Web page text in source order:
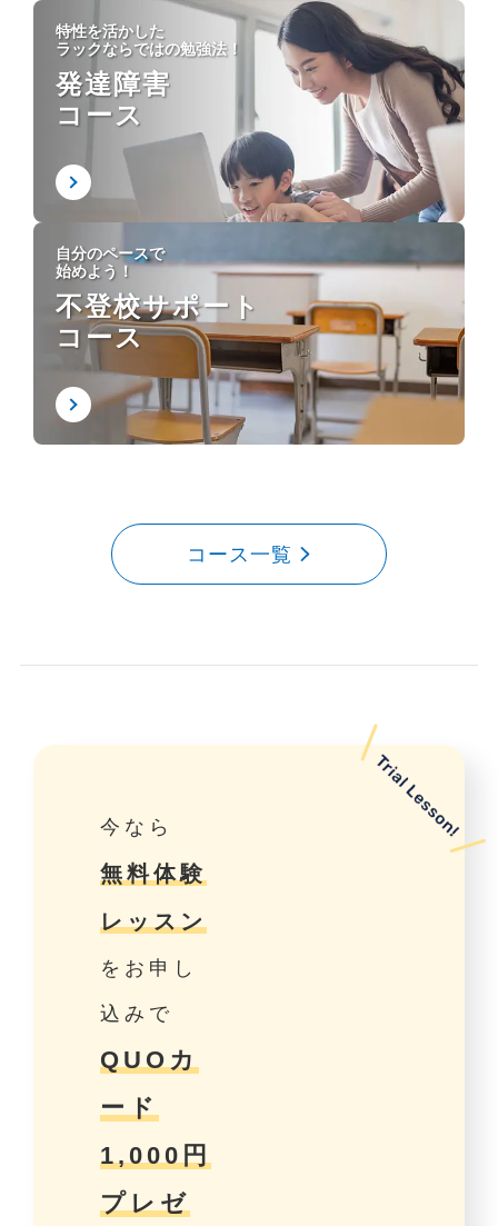
特性を活かした
ラックならではの勉強法！
発達障害
コース
自分のペースで
始めよう！
不登校サポート
コース
コース一覧
今なら
無料体験
レッスン
をお申し
込みで
QUOカ
ード
1,000円
プレゼ